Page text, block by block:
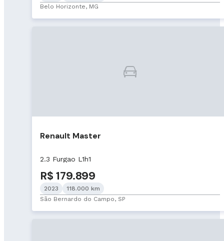
Belo Horizonte, MG
Renault Master
2.3 Furgao L1h1
R$ 179.899
2023
118.000 km
São Bernardo do Campo, SP